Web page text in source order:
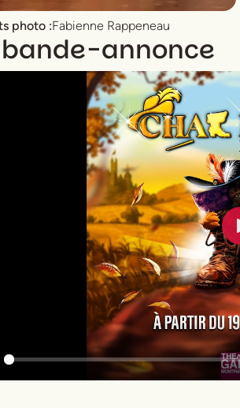
photo :Fabienne Rappeneau
bande-annonce